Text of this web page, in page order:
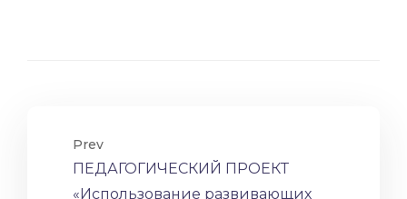
Prev
ПЕДАГОГИЧЕСКИЙ ПРОЕКТ
«Использование развивающих